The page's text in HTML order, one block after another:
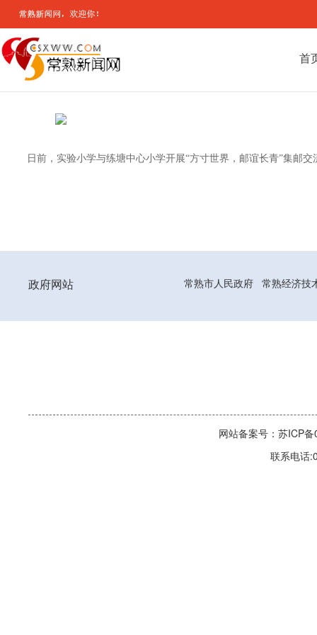
首
日前，实验小学与练塘中心小学开展“方寸世界，邮谊长青”集邮
政府网站 常熟市人民政府 常熟经济技
网站备案号：苏ICP
联系电话